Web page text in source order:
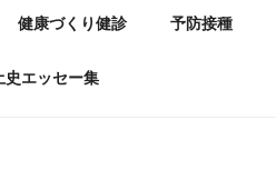
健康づくり健診 予防接種
史エッセー集